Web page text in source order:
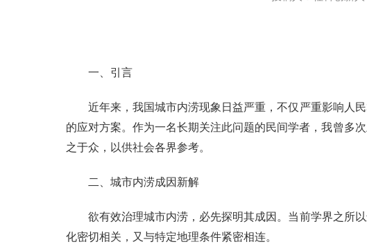
一、引言
近年来，我国城市内涝现象日益严重，不仅严重影响人
的应对方案。作为一名长期关注此问题的民间学者，我曾多
之于众，以供社会各界参考。
二、城市内涝成因新解
欲有效治理城市内涝，必先探明其成因。当前学界之所
化密切相关，又与特定地理条件紧密相连。